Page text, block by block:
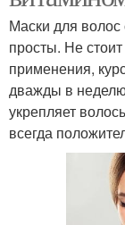
Маски для
просты. Не стоит
применения,
дважды в
укрепляет
всегда